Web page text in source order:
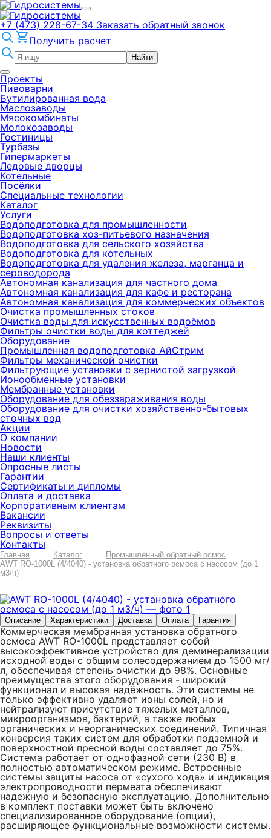
+7 (473) 228-67-34 Заказать обратный звонок
Получить расчет
Найти
Проекты
Пивоварни
Бутилированная вода
Маслозаводы
Мясокомбинаты
Молокозаводы
Гостиницы
Турбазы
Гипермаркеты
Ледовые дворцы
Котельные
Посёлки
Специальные технологии
Каталог
Услуги
Водоподготовка для промышленности
Водоподготовка хоз-питьевого назначения
Водоподготовка для сельского хозяйства
Водоподготовка для котельных
Водоподготовка для удаления железа, марганца и
сероводорода
Автономная канализация для частного дома
Автономная канализация для кафе и ресторана
Автономная канализация для коммерческих объектов
Очистка промышленных стоков
Очистка воды для искусственных водоёмов
Фильтры очистки воды для коттеджей
Оборудование
Промышленная водоподготовка АйСтрим
Фильтры механической очистки
Фильтрующие установки с зернистой загрузкой
Ионообменные установки
Мембранные установки
Оборудование для обеззараживания воды
Оборудование для очистки хозяйственно-бытовых
сточных вод
Акции
О компании
Новости
Наши клиенты
Опросные листы
Гарантии
Сертификаты и дипломы
Оплата и доставка
Корпоративным клиентам
Вакансии
Реквизиты
Вопросы и ответы
Контакты
Главная Каталог
Промышленный обратный осмос
AWT RO-1000L (4/4040) - установка обратного осмоса с насосом (до 1
м3/ч)
Описание Характеристики Доставка Оплата Гарантия
Коммерческая мембранная установка обратного
осмоса AWT RO-1000L представляет собой
высокоэффективное устройство для деминерализации
исходной воды с общим солесодержанием до 1500 мг/
л, обеспечивая степень очистки до 98%. Основные
преимущества этого оборудования - широкий
функционал и высокая надёжность. Эти системы не
только эффективно удаляют ионы солей, но и
нейтрализуют присутствие тяжелых металлов,
микроорганизмов, бактерий, а также любых
органических и неорганических соединений. Типичная
конверсия таких систем для обработки подземной и
поверхностной пресной воды составляет до 75%.
Система работает от однофазной сети (230 В) в
полностью автоматическом режиме. Встроенные
системы защиты насоса от «сухого хода» и индикация
электропроводности пермеата обеспечивают
надежную и безопасную эксплуатацию. Дополнительно
в комплект поставки может быть включено
специализированное оборудование (опции),
расширяющее функциональные возможности системы.